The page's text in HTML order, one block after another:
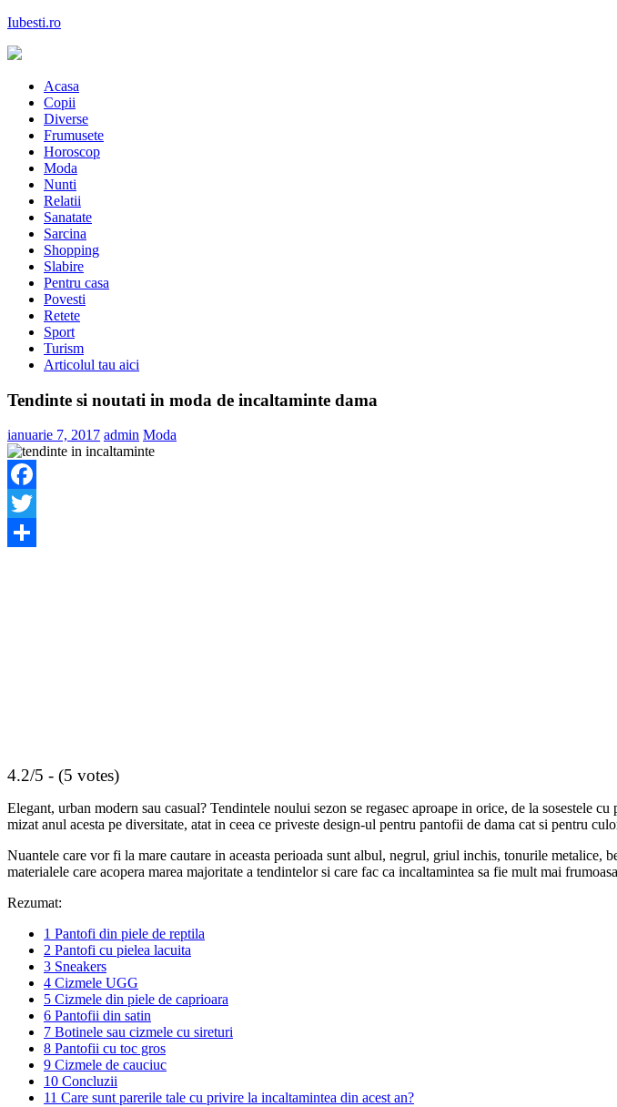
Skip
content
Iubesti.ro
Acasa
Copii
Diverse
Frumusete
Horoscop
Moda
Nunti
Relatii
Sanatate
Sarcina
Shopping
Slabire
Pentru casa
Povesti
Retete
Sport
Turism
Articolul tau aici
Tendinte si noutati in moda de incaltaminte dama
ianuarie 7, 2017 admin Moda
Facebook
Twitter
4.2/5 - (5 votes)
Elegant, urban modern sau casual? Tendintele noului sezon se regasec aproape in orice, de la
mizat anul acesta pe diversitate, atat in ceea ce priveste design-ul pentru pantofii de dama cat si pentru
Nuantele care vor fi la mare cautare in aceasta perioada sunt albul, negrul, griul inchis, tonurile
materialele care acopera marea majoritate a tendintelor si care fac ca incaltamintea sa fie mult mai
Rezumat:
1 Pantofi din piele de reptila
2 Pantofi cu pielea lacuita
3 Sneakers
4 Cizmele UGG
5 Cizmele din piele de caprioara
6 Pantofii din satin
7 Botinele sau cizmele cu sireturi
8 Pantofii cu toc gros
9 Cizmele de cauciuc
10 Concluzii
11 Care sunt parerile tale cu privire la incaltamintea din acest an?